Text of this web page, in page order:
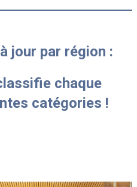
jour par région :
chaque
catégories !